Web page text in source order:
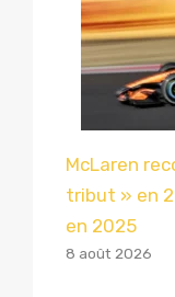
McLaren
tribut » en
en 2025
8 août 2026